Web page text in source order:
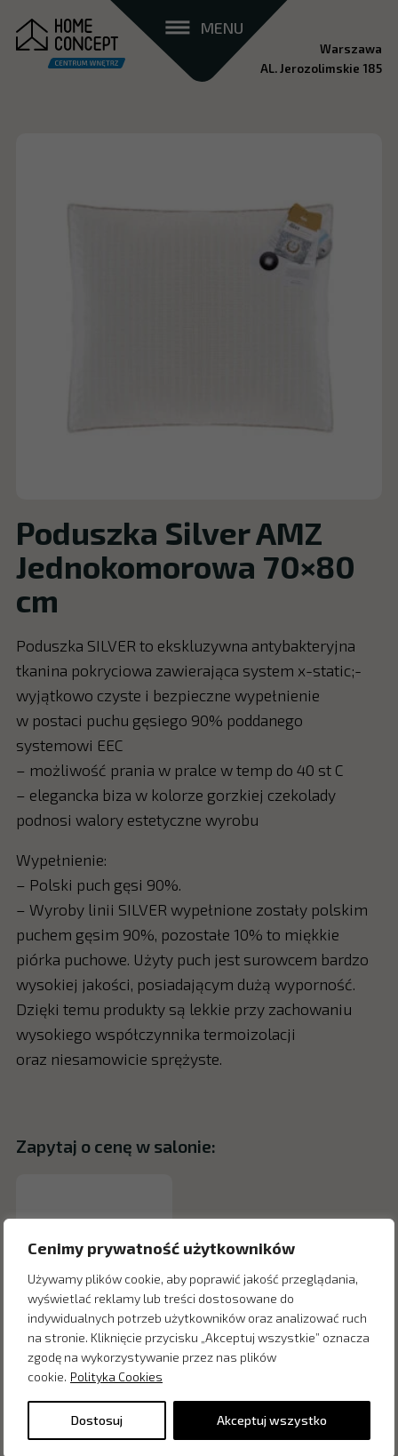
Cenimy prywatność użytkowników
Używamy plików cookie, aby poprawić jakość przeglądania,
wyświetlać reklamy lub treści dostosowane do
indywidualnych potrzeb użytkowników oraz analizować ruch
na stronie. Kliknięcie przycisku „Akceptuj wszystkie” oznacza
zgodę na wykorzystywanie przez nas plików
cookie. Polityka Cookies
Dostosuj Akceptuj wszystko
MENU
Warszawa
AL. Jerozolimskie 185
Poduszka Silver AMZ
Jednokomorowa 70×80
cm
Poduszka SILVER to ekskluzywna antybakteryjna
tkanina pokryciowa zawierająca system x-static;-
wyjątkowo czyste i bezpieczne wypełnienie
w postaci puchu gęsiego 90% poddanego
systemowi EEC
– możliwość prania w pralce w temp do 40 st C
– elegancka biza w kolorze gorzkiej czekolady
podnosi walory estetyczne wyrobu
Wypełnienie:
– Polski puch gęsi 90%.
– Wyroby linii SILVER wypełnione zostały polskim
puchem gęsim 90%, pozostałe 10% to miękkie
piórka puchowe. Użyty puch jest surowcem bardzo
wysokiej jakości, posiadającym dużą wyporność.
Dzięki temu produkty są lekkie przy zachowaniu
wysokiego współczynnika termoizolacji
oraz niesamowicie sprężyste.
Zapytaj o cenę w salonie: